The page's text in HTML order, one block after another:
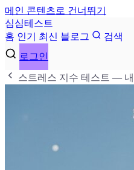
메인 콘텐츠로 건너뛰기
심심테 스 트
홈 인기 최신 블로그
검색
로그인
스트레스 지수 테스트 —